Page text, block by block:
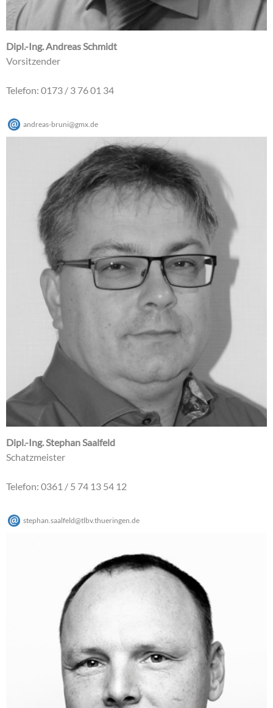
Dipl.-Ing. Andreas Schmidt
Vorsitzender
Telefon: 0173 / 3 76 01 34
andreas-bruni@gmx de
Dipl.-Ing. Stephan Saalfeld
Schatzmeister
Telefon: 0361 / 5 74 13 54 12
stephan.saalfeld@tlbv.thueringen.de